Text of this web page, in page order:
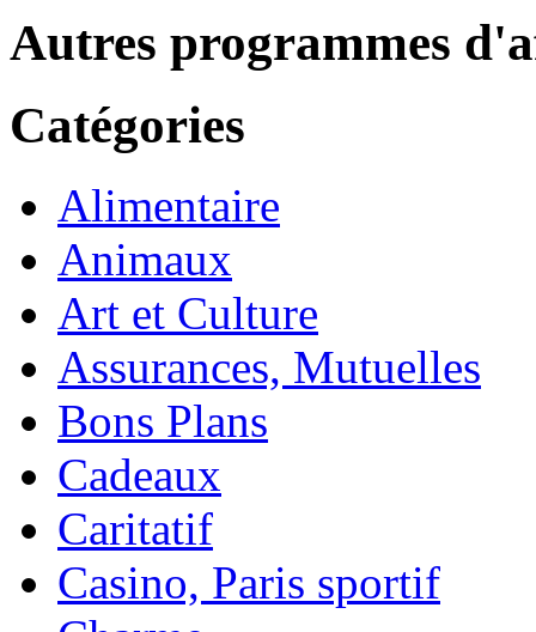
Autres programmes
Catégories
Alimentaire
Animaux
Art et Culture
Assurances, Mutuelles
Bons Plans
Cadeaux
Caritatif
Casino, Paris sportif